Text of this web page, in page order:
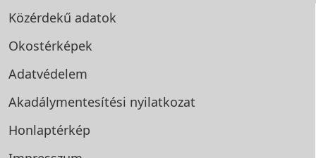
Közérdekű adatok
Okostérképek
Adatvédelem
Akadálymentesítési nyilatkozat
Honlaptérkép